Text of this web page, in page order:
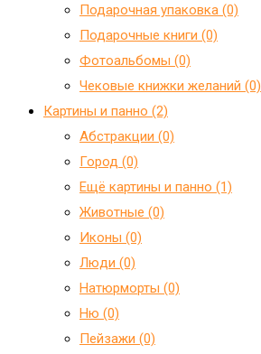
Подарочная упаковка (0)
Подарочные книги (0)
Фотоальбомы (0)
Чековые книжки желаний (0)
Картины и панно (2)
Абстракции (0)
Город (0)
Ещё картины и панно (1)
Животные (0)
Иконы (0)
Люди (0)
Натюрморты (0)
Ню (0)
Пейзажи (0)